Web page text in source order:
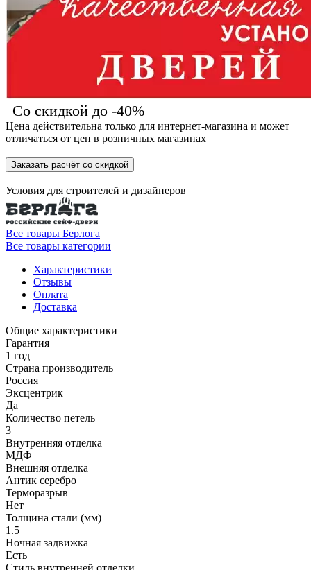
Со скидкой до -40%
Цена действительна только для интернет-магазина и может
отличаться от цен в розничных магазинах
Заказать расчёт со скидкой
Условия для строителей и дизайнеров
Все товары Берлога
Все товары категории
Характеристики
Отзывы
Оплата
Доставка
Общие характеристики
Гарантия
1 год
Страна производитель
Россия
Эксцентрик
Да
Количество петель
3
Внутренняя отделка
МДФ
Внешняя отделка
Антик серебро
Терморазрыв
Нет
Толщина стали (мм)
1.5
Ночная задвижка
Есть
Стиль внутренней отделки